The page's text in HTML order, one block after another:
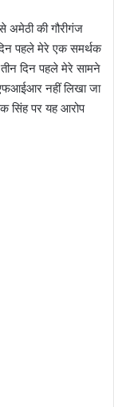
अमेठी की गौरीगंज
पहले मेरे एक समर्थक
दिन पहले मेरे सामने
एफआईआर नहीं लिखा जा
सिंह पर यह आरोप